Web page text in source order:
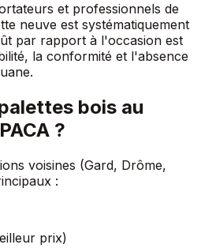
et professionnels de
neuve est systématiquement
par rapport à l'occasion est
la conformité et l'absence
bois au
?
voisines (Gard, Drôme,
:
prix)